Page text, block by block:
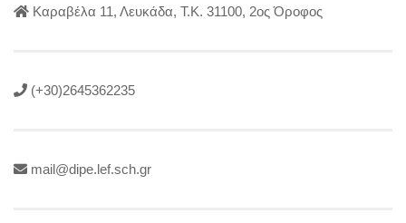
Καραβέλα 11, Λευκάδα, Τ.Κ. 31100, 2ος Όροφος
(+30)2645362235
mail@dipe.lef.sch.gr